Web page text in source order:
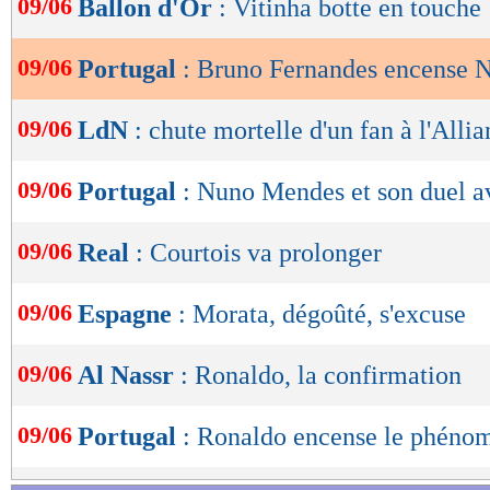
de
OK
09/06 Ballon d'Or : Vitinha botte en touche
09/06 Portugal : Bruno Fernandes encense
09/06 LdN : chute mortelle d'un fan à
09/06 Portugal : Nuno Mendes et son duel
09/06 Real : Courtois va prolonger
09/06 Espagne : Morata, dégoûté, s'excuse
09/06 Al Nassr : Ronaldo, la confirmation
09/06 Portugal : Ronaldo encense le